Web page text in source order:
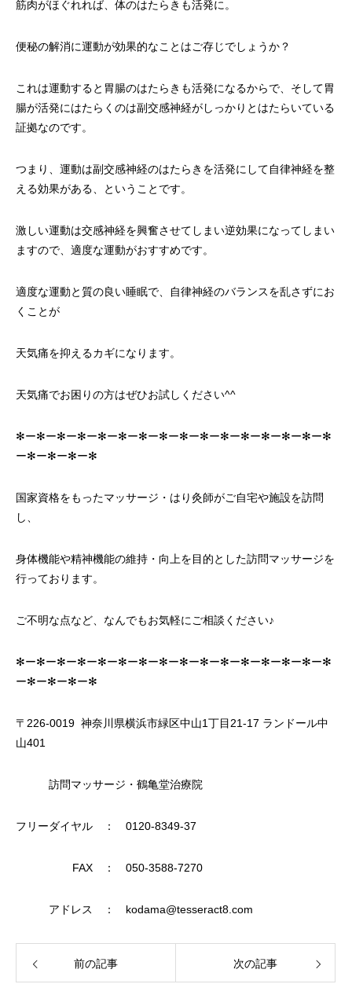
筋肉がほぐれれば、体のはたらきも活発に。
便秘の解消に運動が効果的なことはご存じでしょうか？
これは運動すると胃腸のはたらきも活発になるからで、そして胃
腸が活発にはたらくのは副交感神経がしっかりとはたらいている
証拠なのです。
つまり、運動は副交感神経のはたらきを活発にして自律神経を整
える効果がある、ということです。
激しい運動は交感神経を興奮させてしまい逆効果になってしまい
ますので、適度な運動がおすすめです。
適度な運動と質の良い睡眠で、自律神経のバランスを乱さずにお
くことが
天気痛を抑えるカギになります。
天気痛でお困りの方はぜひお試しください^^
✻ー✻ー✻ー✻ー✻ー✻ー✻ー✻ー✻ー✻ー✻ー✻ー✻ー✻ー✻ー✻
ー✻ー✻ー✻ー✻
国家資格をもったマッサージ・はり灸師がご自宅や施設を訪問
し、
身体機能や精神機能の維持・向上を目的とした訪問マッサージを
行っております。
ご不明な点など、なんでもお気軽にご相談ください♪
✻ー✻ー✻ー✻ー✻ー✻ー✻ー✻ー✻ー✻ー✻ー✻ー✻ー✻ー✻ー✻
ー✻ー✻ー✻ー✻
〒226-0019 神奈川県横浜市緑区中山1丁目21-17 ランドール中
山401
訪問マッサージ・鶴亀堂治療院
フリーダイヤル ： 0120-8349-37
FAX ： 050-3588-7270
アドレス ： kodama@tesseract8.com
前の記事 次の記事